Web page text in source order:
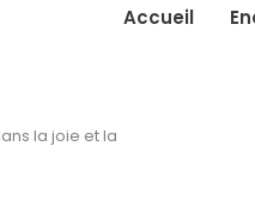
Accueil
la joie et la